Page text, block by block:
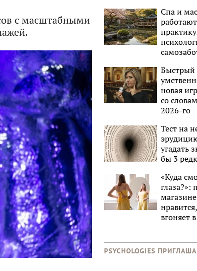
с масштабными
Спа и
Быстрый
новая
со
2026-го
Тест на
угадать
бы 3
«Куда
глаза?»:
вгоняет
PSYCHOLOGIES